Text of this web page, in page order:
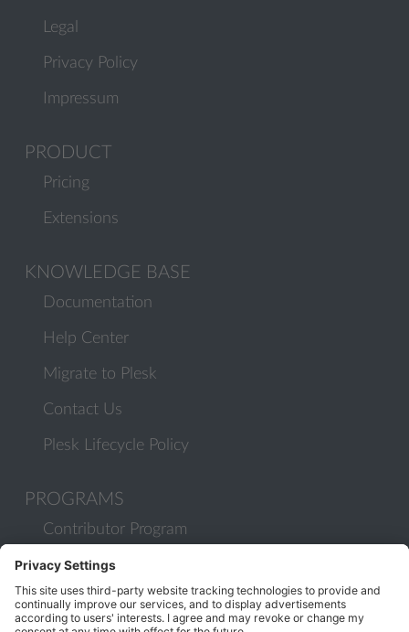
Legal
Privacy Policy
Impressum
PRODUCT
Pricing
Extensions
KNOWLEDGE BASE
Documentation
Help Center
Migrate to Plesk
Contact Us
Plesk Lifecycle Policy
PROGRAMS
Contributor Program
Partner Program
COMMUNITY